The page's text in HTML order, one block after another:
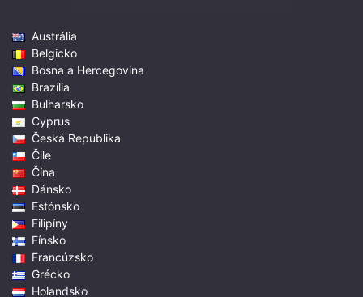
Austrália
Belgicko
Bosna a Hercegovina
Brazília
Bulharsko
Cyprus
Česká Republika
Čile
Čína
Dánsko
Estónsko
Filipíny
Fínsko
Francúzsko
Grécko
Holandsko